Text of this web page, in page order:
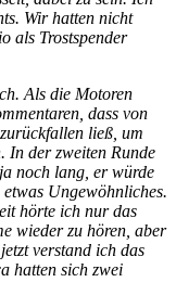
Wir hatten nicht
als Trostspender
Als die Motoren
dass von
ließ, um
In der zweiten Runde
noch lang, er würde
Ungewöhnliches.
hörte ich nur das
wieder zu hören, aber
verstand ich das
hatten sich zwei